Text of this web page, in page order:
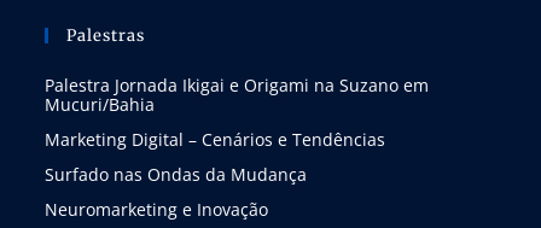
Palestras
Palestra Jornada Ikigai e Origami na Suzano em
Mucuri/Bahia
Marketing Digital – Cenários e Tendências
Surfado nas Ondas da Mudança
Neuromarketing e Inovação